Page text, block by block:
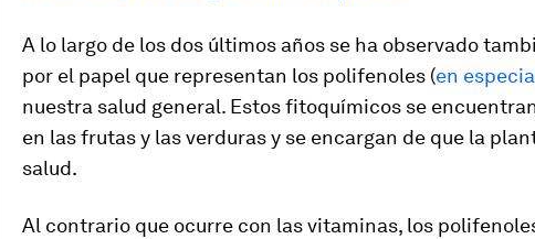
A lo largo de los dos últimos años se ha observado
por el papel que representan los polifenoles (en
nuestra salud general. Estos fitoquímicos se
en las frutas y las verduras y se encargan de que la
salud.
Al contrario que ocurre con las vitaminas, los